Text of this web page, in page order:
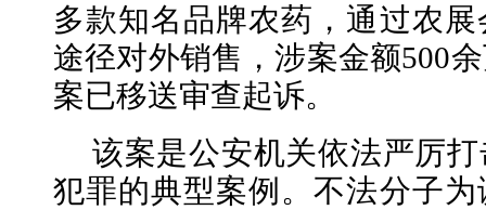
多款知名品牌农药，通过农
途径对外销售，涉案金额500
案已移送审查起诉。
该案是公安机关依法严厉
犯罪的典型案例。不法分子